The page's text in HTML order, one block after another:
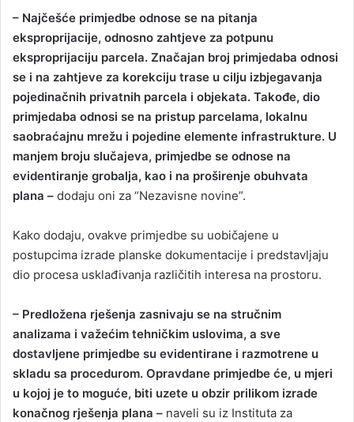
– Najčešće primjedbe odnose se na pitanja
eksproprijacije, odnosno zahtjeve za potpunu
eksproprijaciju parcela. Značajan broj primjedaba odnosi
se i na zahtjeve za korekciju trase u cilju izbjegavanja
pojedinačnih privatnih parcela i objekata. Takođe, dio
primjedaba odnosi se na pristup parcelama, lokalnu
saobraćajnu mrežu i pojedine elemente infrastrukture. U
manjem broju slučajeva, primjedbe se odnose na
evidentiranje grobalja, kao i na proširenje obuhvata
plana – dodaju oni za “Nezavisne novine”.
Kako dodaju, ovakve primjedbe su uobičajene u
postupcima izrade planske dokumentacije i predstavljaju
dio procesa usklađivanja različitih interesa na prostoru.
– Predložena rješenja zasnivaju se na stručnim
analizama i važećim tehničkim uslovima, a sve
dostavljene primjedbe su evidentirane i razmotrene u
skladu sa procedurom. Opravdane primjedbe će, u mjeri
u kojoj je to moguće, biti uzete u obzir prilikom izrade
konačnog rješenja plana – naveli su iz Instituta za